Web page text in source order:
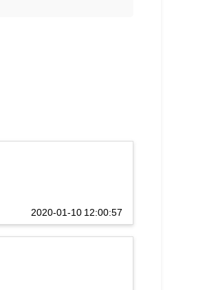
2020-01-10 12:00:57